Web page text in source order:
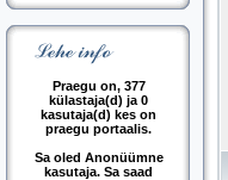
Praegu on, 377
külastaja(d) ja 0
kasutaja(d) kes on
praegu portaalis.
Sa oled Anonüümne
kasutaja. Sa saad